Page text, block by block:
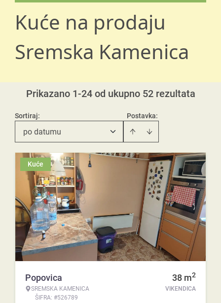
Kuće na prodaju
Sremska Kamenica
Prikazano 1-24 od ukupno 52 rezultata
Postavka:
Sortiraj:
po datumu
Kuće
Popovica
SREMSKA KAMENICA
ŠIFRA: #526789
38 m2
VIKENDICA